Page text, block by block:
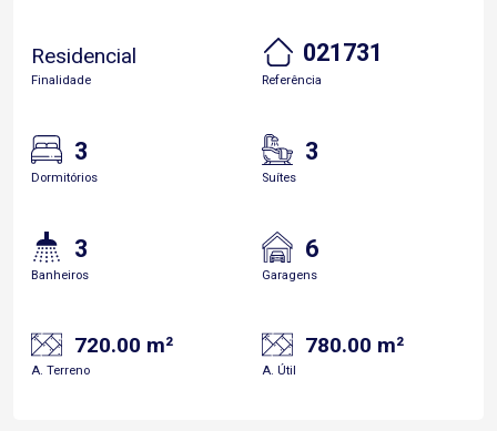
Residencial
Finalidade
021731
Referência
3
Dormitórios
3
Suítes
3
Banheiros
6
Garagens
720.00 m²
A. Terreno
780.00 m²
A. Útil